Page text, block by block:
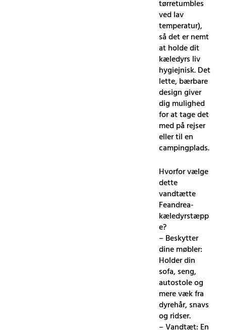
tørretumbles
ved lav
temperatur),
så det er nemt
at holde dit
kæledyrs liv
hygiejnisk. Det
lette, bærbare
design giver
dig mulighed
for at tage det
med på rejser
eller til en
campingplads.
Hvorfor vælge
dette
vandtætte
Feandrea-
kæledyrstæpp
e?
– Beskytter
dine møbler:
Holder din
sofa, seng,
autostole og
mere væk fra
dyrehår, snavs
og ridser.